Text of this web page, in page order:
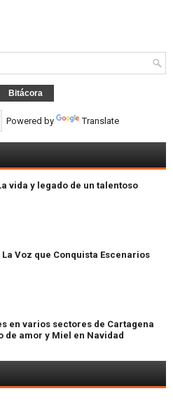
Bitácora
Powered by Translate
vida y legado de un talentoso
Voz que Conquista Escenarios
en varios sectores de Cartagena
de amor y Miel en Navidad